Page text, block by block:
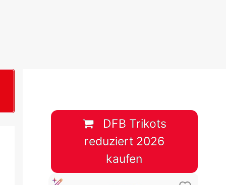
&
&
DFB Trikots
reduziert 2026
kaufen